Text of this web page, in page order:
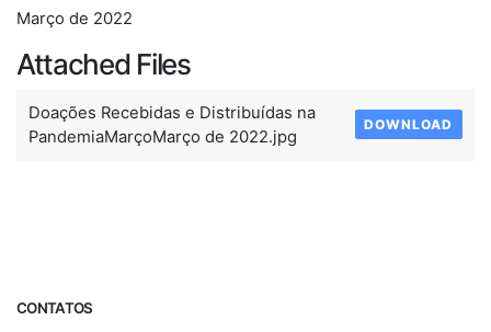
Março de 2022
Attached Files
Doações Recebidas e Distribuídas na
PandemiaMarçoMarço de 2022.jpg
DOWNLOAD
CONTATOS